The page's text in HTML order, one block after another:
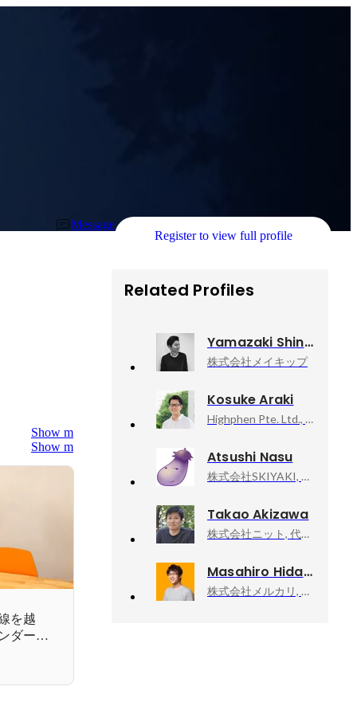
Message
Register to view full profile
Show more
Show more
を越
ダー
Related Profiles
Yamazaki Shinichi
株式会社メイキップ
Kosuke Araki
Highphen Pte. Ltd., Founder & COO
Atsushi Nasu
株式会社SKIYAKI, 執行役員
Takao Akizawa
株式会社ニット, 代表取締役
Masahiro Hidaka
株式会社メルカリ, メルペイ エキスパート（Android）